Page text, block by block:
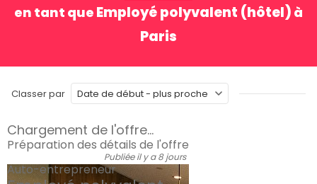
en tant que Employé polyvalent (hôtel) à
Paris
Classer par
Chargement de l'offre...
Préparation des détails de l'offre
Publiée il y a 8 jours
Auto-entrepreneur